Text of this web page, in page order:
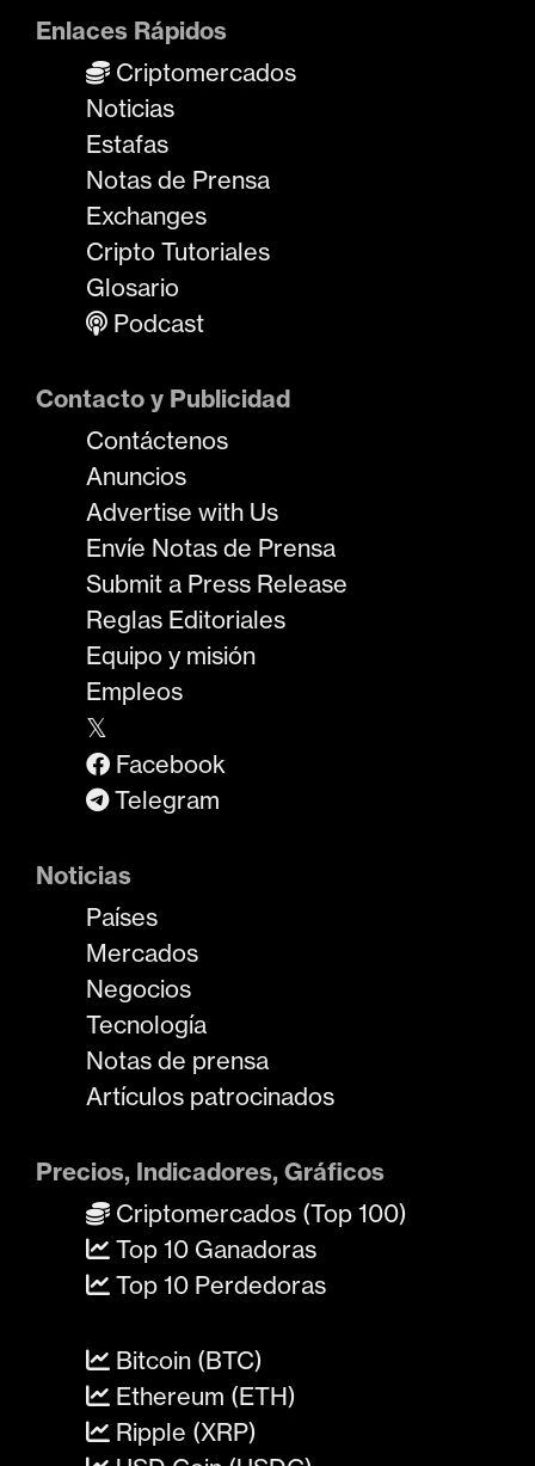
Enlaces Rápidos
Criptomercados
Noticias
Estafas
Notas de Prensa
Exchanges
Cripto Tutoriales
Glosario
Podcast
Contacto y Publicidad
Contáctenos
Anuncios
Advertise with Us
Envíe Notas de Prensa
Submit a Press Release
Reglas Editoriales
Equipo y misión
Empleos
𝕏
Facebook
Telegram
Noticias
Países
Mercados
Negocios
Tecnología
Notas de prensa
Artículos patrocinados
Precios, Indicadores, Gráficos
Criptomercados (Top 100)
Top 10 Ganadoras
Top 10 Perdedoras
Bitcoin (BTC)
Ethereum (ETH)
Ripple (XRP)